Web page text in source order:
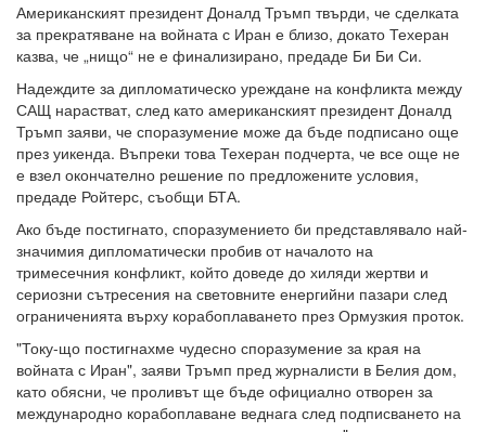
Американският президент Доналд Тръмп твърди, че сделката
за прекратяване на войната с Иран е близо, докато Техеран
казва, че „нищо“ не е финализирано, предаде Би Би Си.
Надеждите за дипломатическо уреждане на конфликта между
САЩ нарастват, след като американският президент Доналд
Тръмп заяви, че споразумение може да бъде подписано още
през уикенда. Въпреки това Техеран подчерта, че все още не
е взел окончателно решение по предложените условия,
предаде Ройтерс, съобщи БТА.
Ако бъде постигнато, споразумението би представлявало най-
значимия дипломатически пробив от началото на
тримесечния конфликт, който доведе до хиляди жертви и
сериозни сътресения на световните енергийни пазари след
ограниченията върху корабоплаването през Ормузкия проток.
"Току-що постигнахме чудесно споразумение за края на
войната с Иран", заяви Тръмп пред журналисти в Белия дом,
като обясни, че проливът ще бъде официално отворен за
международно корабоплаване веднага след подписването на